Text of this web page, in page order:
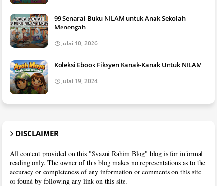
99 Senarai Buku NILAM untuk Anak Sekolah
Menengah
Julai 10, 2026
Koleksi Ebook Fiksyen Kanak-Kanak Untuk NILAM
Julai 19, 2024
DISCLAIMER
All content provided on this "Syazni Rahim Blog" blog is for informal
reading only. The owner of this blog makes no representations as to the
accuracy or completeness of any information or comments on this site
or found by following any link on this site.